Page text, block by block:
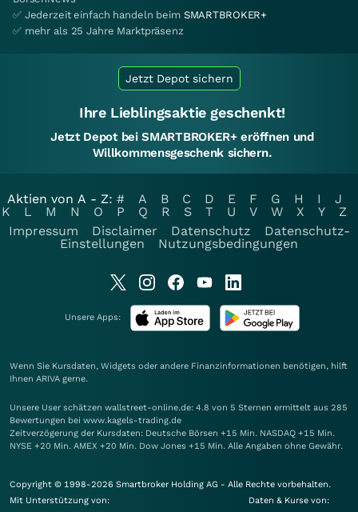
✅ Jederzeit einfach handeln beim SMARTBROKER+
✅ mehr als 25 Jahre Marktpräsenz
Jetzt Depot sichern
Ihre Lieblingsaktie geschenkt!
Jetzt Depot bei SMARTBROKER+ eröffnen und
Willkommensgeschenk sichern.
Aktien von A - Z: # A B C D E F G H I
J
K
L M N O P Q R S T U V W X Y
Z
Impressum
Disclaimer Datenschutz
Datenschutz-
Einstellungen
Nutzungsbedingungen
Unsere Apps:
Wenn Sie Kursdaten, Widgets oder andere Finanzinformationen benötigen, hilft
Ihnen ARIVA gerne.
Unsere User schätzen wallstreet-online.de: 4.8 von 5 Sternen ermittelt aus 285
Bewertungen bei www.kagels-trading.de
Zeitverzögerung der Kursdaten: Deutsche Börsen +15 Min. NASDAQ +15 Min.
NYSE +20 Min. AMEX +20 Min. Dow Jones +15 Min. Alle Angaben ohne Gewähr.
Copyright © 1998-2026 Smartbroker Holding AG - Alle Rechte vorbehalten.
Mit Unterstützung von:
Daten & Kurse von: